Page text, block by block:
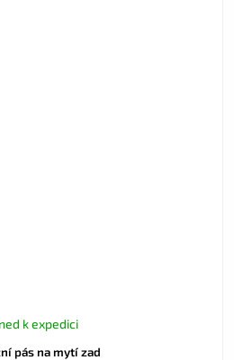
pás na mytí zad
k expedici